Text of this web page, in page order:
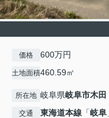
価格 600万円
土地面積460.59㎡
所在地 岐阜県岐阜市木田
交通 東海道本線 「岐阜